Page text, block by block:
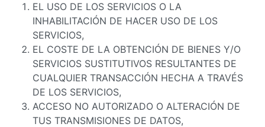
EL USO DE LOS SERVICIOS O LA
INHABILITACIÓN DE HACER USO DE LOS
SERVICIOS,
EL COSTE DE LA OBTENCIÓN DE BIENES Y/O
SERVICIOS SUSTITUTIVOS RESULTANTES DE
CUALQUIER TRANSACCIÓN HECHA A TRAVÉS
DE LOS SERVICIOS,
ACCESO NO AUTORIZADO O ALTERACIÓN DE
TUS TRANSMISIONES DE DATOS,